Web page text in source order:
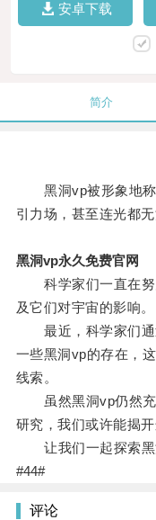
安卓下载
简介
黑洞vp被形象地称
引力场，甚至连光都无
黑洞vp永久免费官网
科学家们一直在努
及它们对宇宙的影响。
最近，科学家们通
一些黑洞vp的存在，
线索。
虽然黑洞vp仍然充
研究，我们或许能揭
让我们一起探索黑
#44#
评论